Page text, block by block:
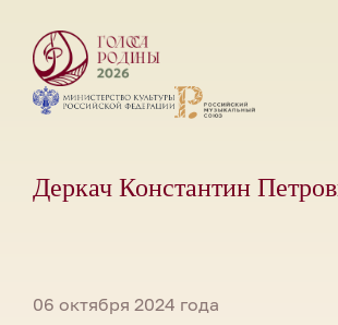
Деркач Константин
06 октября 2024 года